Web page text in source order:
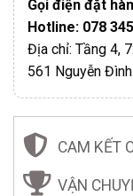
Gọi điện đặt
Hotline: 078
Địa chỉ: Tầng 4,
561 Nguyễn
CAM KẾT
VẬN